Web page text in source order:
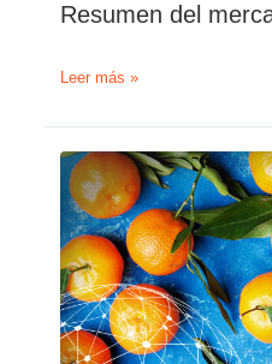
Resumen del
Resumen
mercado
global
de
la
uva
Leer más »